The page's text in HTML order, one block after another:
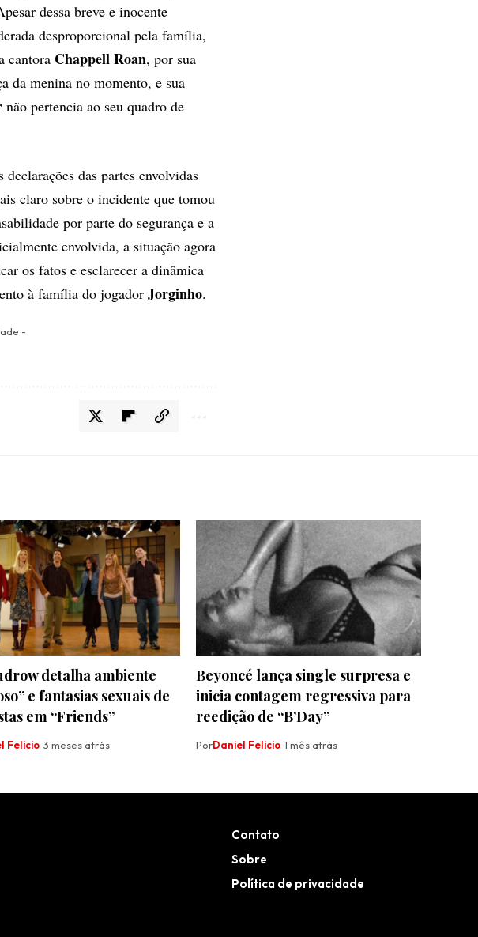
dessa breve e inocente
desproporcional pela família,
cantora Chappell Roan, por sua
da menina no momento, e sua
não pertencia ao seu quadro de
declarações das partes envolvidas
claro sobre o incidente que tomou
por parte do segurança e a
envolvida, a situação agora
os fatos e esclarecer a dinâmica
à família do jogador Jorginho.
-
detalha ambiente
e fantasias sexuais de
em “Friends”
Felicio 3 meses atrás
Beyoncé lança single surpresa e
inicia contagem regressiva para
reedição de “B’Day”
PorDaniel Felicio 1 mês atrás
Contato
Sobre
Política de privacidade